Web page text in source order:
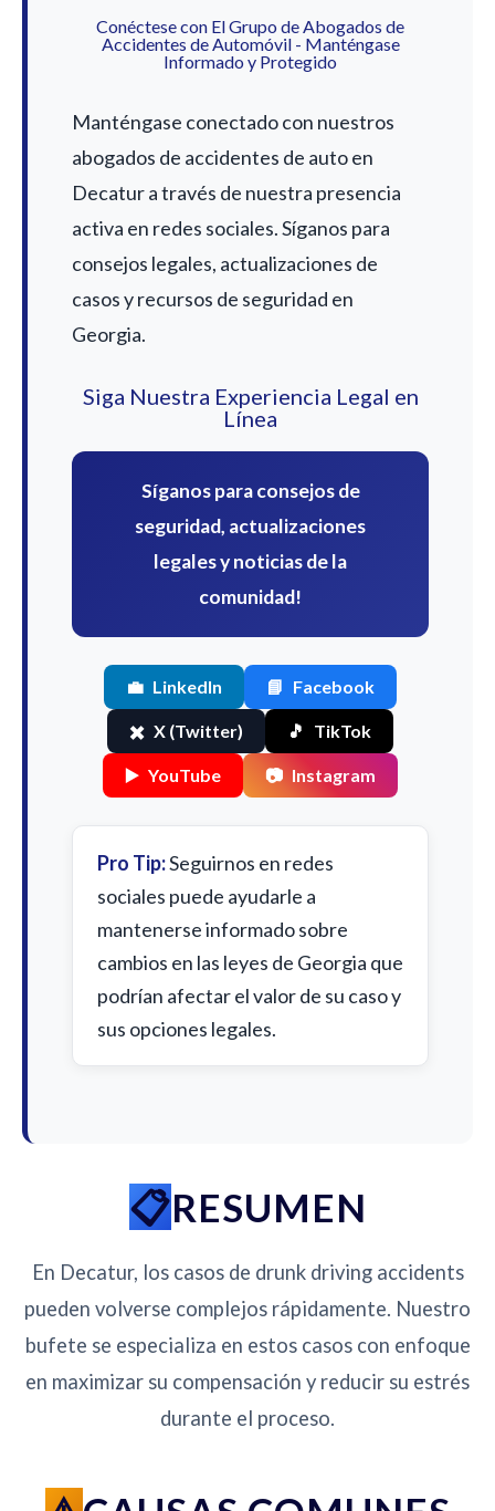
Conéctese con El Grupo de Abogados de
Accidentes de Automóvil - Manténgase
Informado y Protegido
Manténgase conectado con nuestros
abogados de accidentes de auto en
Decatur a través de nuestra presencia
activa en redes sociales. Síganos para
consejos legales, actualizaciones de
casos y recursos de seguridad en
Georgia.
Siga Nuestra Experiencia Legal en
Línea
Síganos para consejos de
seguridad, actualizaciones
legales y noticias de la
comunidad!
💼 LinkedIn 📘 Facebook
✖️ X (Twitter) 🎵 TikTok
▶️ YouTube 📷 Instagram
Pro Tip:Seguirnos en redes
sociales puede ayudarle a
mantenerse informado sobre
cambios en las leyes de Georgia que
podrían afectar el valor de su caso y
sus opciones legales.
RESUMEN
En Decatur, los casos de drunk driving accidents
pueden volverse complejos rápidamente. Nuestro
bufete se especializa en estos casos con enfoque
en maximizar su compensación y reducir su estrés
durante el proceso.